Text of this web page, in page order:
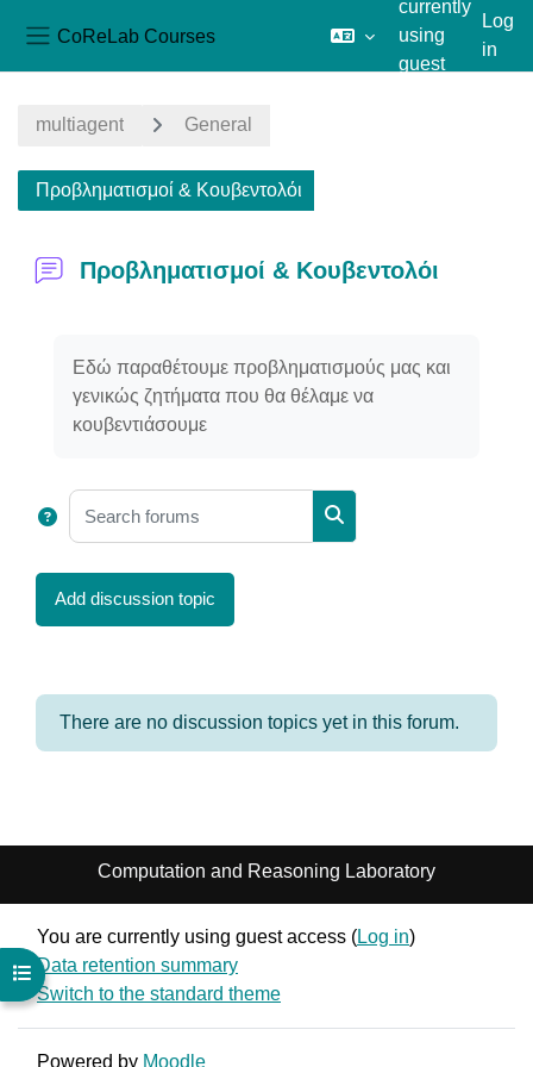
CoReLab Courses
currently
using
guest
Log
in
Open course index
multiagent General
Προβληματισμοί & Κουβεντολόι
Προβληματισμοί & Κουβεντολόι
Εδώ παραθέτουμε προβληματισμούς μας και
γενικώς ζητήματα που θα θέλαμε να
κουβεντιάσουμε
Search forums
Search forums
Add discussion topic
There are no discussion topics yet in this forum.
Computation and Reasoning Laboratory
You are currently using guest access (Log in)
Data retention summary
Switch to the standard theme
Powered by Moodle